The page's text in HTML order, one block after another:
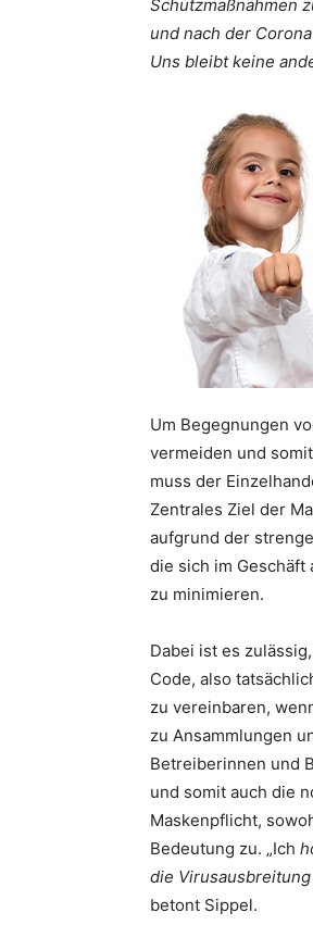
Schutzmaßnahmen
und nach der
Uns bleibt keine
Um Begegnungen
vermeiden und
muss der
Zentrales Ziel der
aufgrund der
die sich im
zu minimieren.
Dabei ist es
Code, also
zu vereinbaren,
zu Ansammlungen
Betreiberinnen und
und somit auch die
Maskenpflicht,
Bedeutung zu. „Ich
die
betont Sippel.